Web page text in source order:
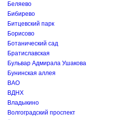
Беляево
Бибирево
Битцевский парк
Борисово
Ботанический сад
Братиславская
Бульвар Адмирала Ушакова
Бунинская аллея
ВАО
ВДНХ
Владыкино
Волгоградский проспект